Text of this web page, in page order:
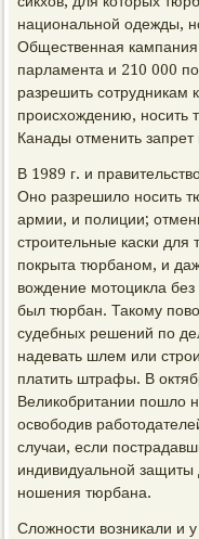
национальной одежды,
Общественная
парламента и 210 000
разрешить сотрудникам
происхождению, носить
Канады отменить запрет
В 1989 г. и
Оно разрешило носить
армии, и полиции;
строительные каски для
покрыта тюрбаном, и
вождение мотоцикла
был тюрбан. Такому
судебных решений по
надевать шлем или
платить штрафы. В
Великобритании пошло
освободив
случаи, если
индивидуальной защиты
ношения тюрбана.
Сложности возникали и